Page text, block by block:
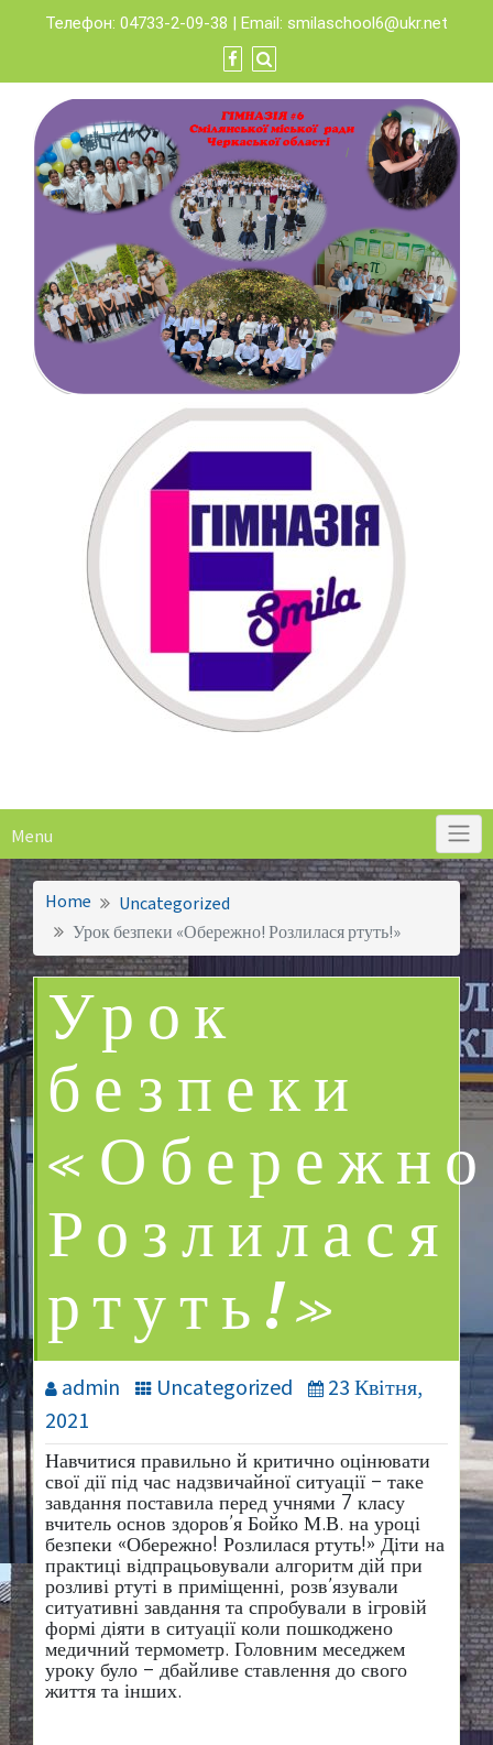
content
Телефон: 04733-2-09-38 | Email: smilaschool6@ukr.net
Menu
Home
Uncategorized
Урок безпеки «Обережно! Розлилася ртуть!»
Урок
безпеки
Розлилася
ртуть!»
admin Uncategorized
23 Квітня,
2021
Навчитися правильно й критично оцінювати
свої дії під час надзвичайної ситуації – таке
завдання поставила перед учнями 7 класу
вчитель основ здоров’я Бойко М.В. на уроці
безпеки «Обережно! Розлилася ртуть!» Діти на
практиці відпрацьовували алгоритм дій при
розливі ртуті в приміщенні, розв’язували
ситуативні завдання та спробували в ігровій
формі діяти в ситуації коли пошкоджено
медичний термометр. Головним меседжем
уроку було – дбайливе ставлення до свого
життя та інших.